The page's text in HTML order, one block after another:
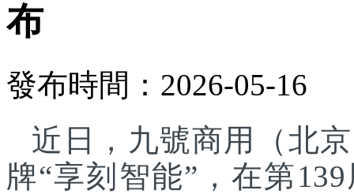
布
發布時間：2026-05-16
近日，九號商用（北
牌“享刻智能”，在第